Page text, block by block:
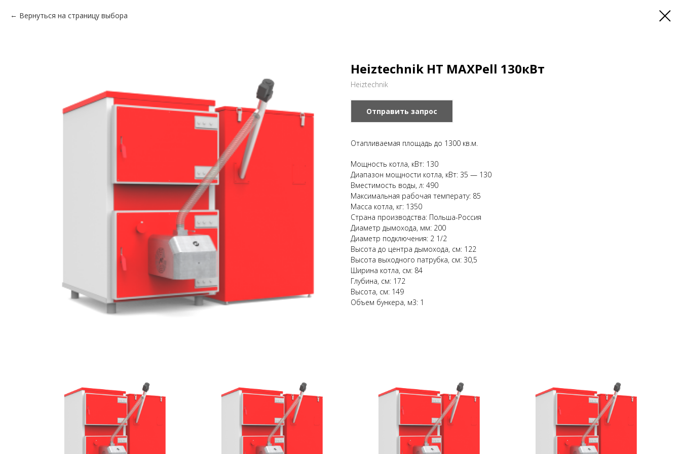
Вернуться на страницу выбора
Heiztechnik HT MAXPell 130кВт
Heiztechnik
Отправить запрос
Отапливаемая площадь до 1300 кв.м.
Мощность котла, кВт: 130
Диапазон мощности котла, кВт: 35 — 130
Вместимость воды, л: 490
Максимальная рабочая температу: 85
Масса котла, кг: 1350
Страна производства: Польша-Россия
Диаметр дымохода, мм: 200
Диаметр подключения: 2 1/2
Высота до центра дымохода, см: 122
Высота выходного патрубка, см: 30,5
Ширина котла, см: 84
Глубина, см: 172
Высота, см: 149
Объем бункера, м3: 1